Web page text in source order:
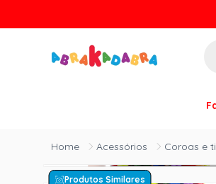
Acessórios Coroas e
Produtos Similares